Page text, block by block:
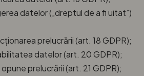
datelor („dreptul de a fi uitat”)
prelucrării (art. 18 GDPR);
datelor (art. 20 GDPR);
prelucrării (art. 21 GDPR);